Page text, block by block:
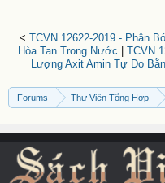
< TCVN 12622-2019 - Phân
Hòa Tan Trong Nước
TCVN
Lượng Axit Amin Tự Do
Forums Thư Viện Tổng Hợp